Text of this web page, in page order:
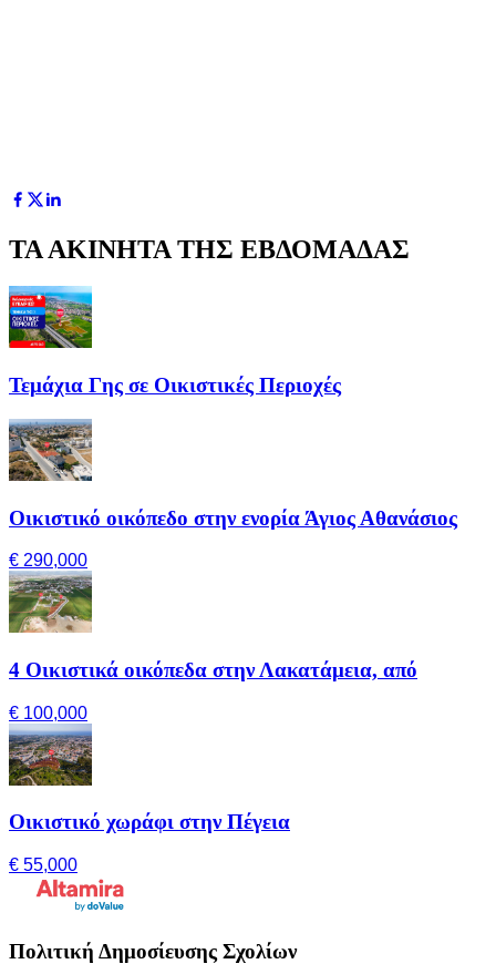
ΤΑ ΑΚΙΝΗΤΑ ΤΗΣ ΕΒΔΟΜΑΔΑΣ
Τεμάχια Γης σε Οικιστικές Περιοχές
Οικιστικό οικόπεδο στην ενορία Άγιος Αθανάσιος
€ 290,000
4 Οικιστικά οικόπεδα στην Λακατάμεια, από
€ 100,000
Οικιστικό χωράφι στην Πέγεια
€ 55,000
Πολιτική Δημοσίευσης Σχολίων